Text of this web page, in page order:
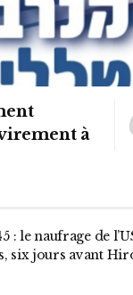
à
: le naufrage de
six jours avant